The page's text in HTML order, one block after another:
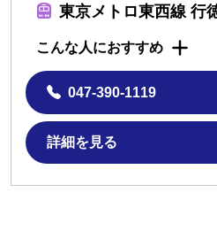
東京メトロ東西線 行
こんな人におすすめ
047-390-1119
詳細を見る